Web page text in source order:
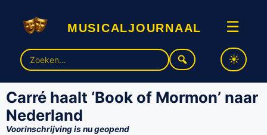
musicaljournaal ☰
Zoek
naar:
Carré haalt ‘Book of Mormon’ naar
Nederland
Voorinschrijving is nu geopend